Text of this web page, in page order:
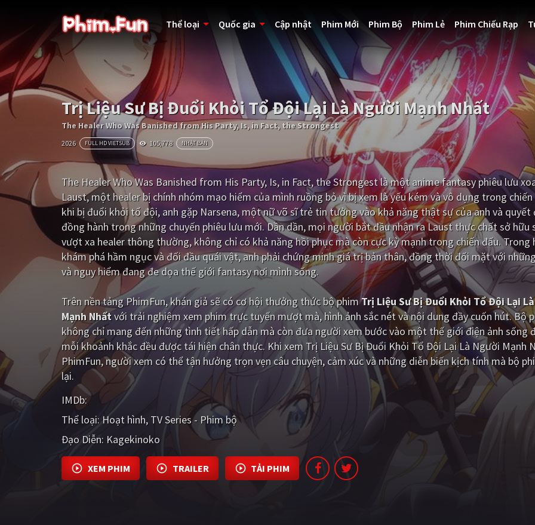
Thể loại Quốc gia Cập nhật Phim Mới Phim Bộ Phim Lẻ Phim Chiếu Rạp
Trị Liệu Sư Bị Đuổi Khỏi Tổ Đội Lại Là Người Mạnh Nhất
The Healer Who Was Banished from His Party, Is, in Fact, the Strongest
2026 FULL HD VIETSUB 105,778 NHẬT BẢN
The Healer Who Was Banished from His Party, Is, in Fact, the Strongest là một anime fantasy phiêu lưu
Laust, một healer bị chính nhóm mạo hiểm của mình ruồng bỏ vì bị xem là yếu kém và vô dụng trong chiến
khi bị đuổi khỏi tổ đội, anh gặp Narsena, một nữ võ sĩ trẻ tin tưởng vào khả năng thật sự của anh và quyết
đồng hành trong những chuyến phiêu lưu mới. Dần dần, mọi người bắt đầu nhận ra Laust thực chất sở hữu
vượt xa healer thông thường, không chỉ có khả năng hồi phục mà còn cực kỳ mạnh trong chiến đấu. Trong
khám phá hầm ngục và đối đầu quái vật, anh phải chứng minh giá trị bản thân, đồng thời đối mặt với
và nguy hiểm đang đe dọa thế giới fantasy nơi mình sống.
Trên nền tảngPhimFun, khán giả sẽ có cơ hội thưởng thức bộ phimTrị Liệu Sư Bị Đuổi Khỏi Tổ Đội Lại
Mạnh Nhấtvới trải nghiệm xem phim trực tuyến mượt mà, hình ảnh sắc nét và nội dung đầy cuốn hút. Bộ
không chỉ mang đến những tình tiết hấp dẫn mà còn đưa người xem bước vào một thế giới điện ảnh sống
mỗi khoảnh khắc đều được tái hiện chân thực. Khi xem Trị Liệu Sư Bị Đuổi Khỏi Tổ Đội Lại Là Người Mạnh
PhimFun, người xem có thể tận hưởng trọn vẹn câu chuyện, cảm xúc và những diễn biến kịch tính mà bộ
lại.
IMDb:
Thể loại: Hoạt hình TV Series - Phim bộ
Đạo Diễn: Kagekinoko
XEM PHIM TRAILER TẢI PHIM